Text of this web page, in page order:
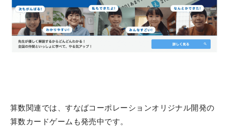
算数関連では、すなばコーポレーションオリジナル開発の
算数カードゲームも発売中です。